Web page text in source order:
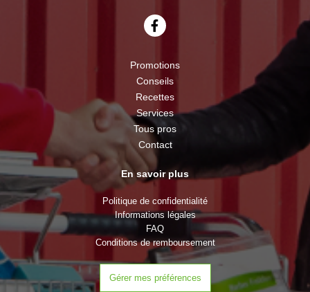
Promotions
Conseils
Recettes
Services
Tous pros
Contact
En savoir plus
Politique de confidentialité
Informations légales
FAQ
Conditions de remboursement
Gérer mes préférences